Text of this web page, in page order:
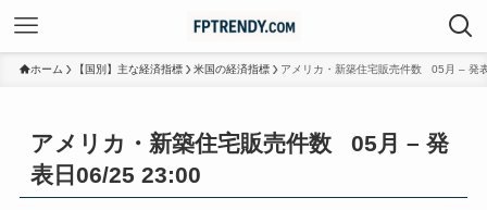
ホーム 【国別】主な経済指標 米国の経済指標 アメリカ・新築住宅販売件数 05月 – 発
アメリカ・新築住宅販売件数 05月 – 発
表日06/25 23:00